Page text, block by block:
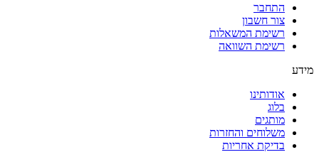
התחבר
צור חשבון
רשימת המשאלות
רשימת השוואה
מידע
אודותינו
בלוג
מותגים
משלוחים והחזרות
בדיקת אחריות